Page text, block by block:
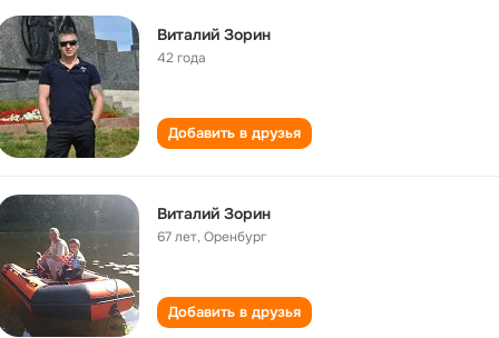
Виталий Зорин
42 года
Добавить в друзья
Виталий Зорин
67 лет,Оренбург
Добавить в друзья